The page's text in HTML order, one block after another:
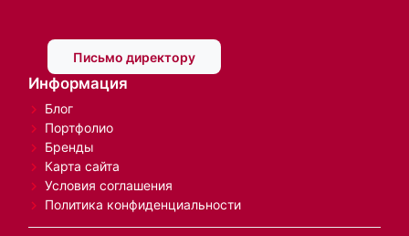
Письмо директору
Информация
Блог
Портфолио
Бренды
Карта сайта
Условия соглашения
Политика конфиденциальности